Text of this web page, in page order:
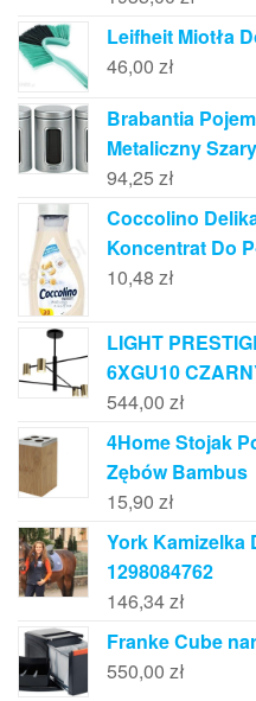
Leifheit Miotła
46,00 zł
Brabantia
Metaliczny
94,25 zł
Coccolino
Koncentrat Do
10,48 zł
LIGHT
6XGU10
544,00 zł
4Home Stojak
Zębów Bambus
15,90 zł
York Kamizelka
1298084762
146,34zł
Franke Cube
550,00 zł